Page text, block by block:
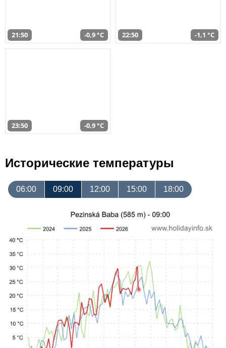
21:50 -0,9 °C 22:50 -1,1 °C
23:50 -0,9 °C
Исторические температуры
06:00 09:00 12:00 15:00 18:00